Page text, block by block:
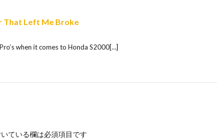
That Left Me Broke
when it comes to Honda S2000[…]
ている欄は必須項目です